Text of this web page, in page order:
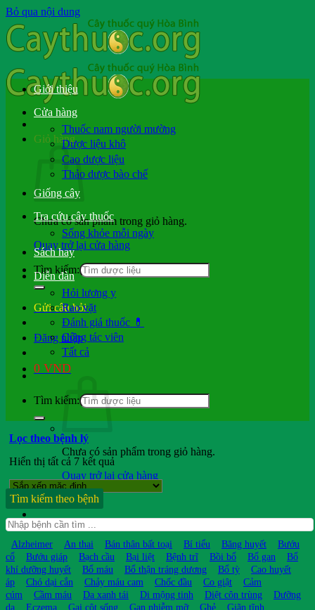
Bỏ qua nội dung
Giỏ hàng
Chưa có sản phẩm trong giỏ hàng.
Quay trở lại cửa hàng
Tìm kiếm:
Gửi câu hỏi
Đăng nhập
0 VND
Chưa có sản phẩm trong giỏ hàng.
Quay trở lại cửa hàng
Hỏi b.sĩ
Giới thiệu
Cửa hàng
Thuốc nam người mường
Dược liệu khô
Cao dược liệu
Thảo dược bào chế
Giống cây
Tra cứu cây thuốc
Sống khỏe mỗi ngày
Sách hay
Diễn đàn
Hỏi lương y
Rao vặt
Đánh giá thuốc 💊
Cộng tác viên
Tất cả
Tìm kiếm:
Lọc theo bệnh lý
Hiển thị tất cả 7 kết quả
Tìm kiếm theo bệnh
Alzheimer An thai Bán thân bất toại Bí tiểu Băng huyết
Bướu
cổ
Bướu giáp Bạch cầu Bại liệt Bệnh trĩ Bồi bổ Bổ gan
Bổ
khí dưỡng huyết
Bổ máu Bổ thận tráng dương Bổ tỳ
Cao huyết
áp
Chó dại cắn Chảy máu cam Chốc đầu Co giật
Cảm
cúm
Cầm máu Da xanh tái Di mộng tinh Diệt côn trùng
Dưỡng
da
Eczema Gai cột sống Gan nhiễm mỡ Ghẻ
Giãn tĩnh